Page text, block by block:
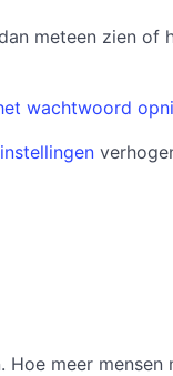
meteen zien
wachtwoord
meer